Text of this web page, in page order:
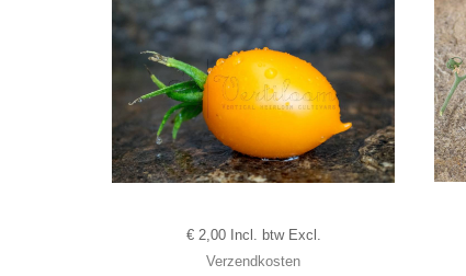
€2,00 Incl. btw Excl.
Verzendkosten